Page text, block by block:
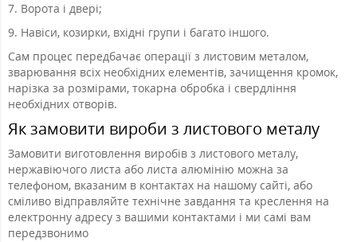
7. Ворота і двері;
9. Навіси, козирки, вхідні групи і багато іншого.
Сам процес передбачає операції з листовим металом,
зварювання всіх необхідних елементів, зачищення кромок,
нарізка за розмірами, токарна обробка і свердління
необхідних отворів.
Як замовити вироби з листового металу
Замовити виготовлення виробів з листового металу,
нержавіючого листа або листа алюмінію можна за
телефоном, вказаним в контактах на нашому сайті, або
сміливо відправляйте технічне завдання та креслення на
електронну адресу з вашими контактами і ми самі вам
передзвонимо